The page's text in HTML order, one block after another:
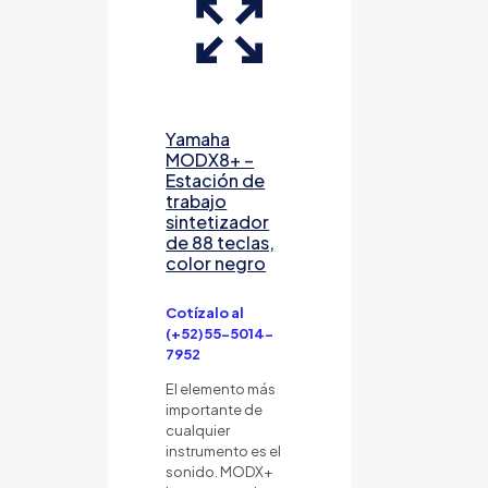
Yamaha
MODX8+ –
Estación de
trabajo
sintetizador
de 88 teclas,
color negro
Cotízalo al
(+52)55-5014-
7952
El elemento más
importante de
cualquier
instrumento es el
sonido. MODX+